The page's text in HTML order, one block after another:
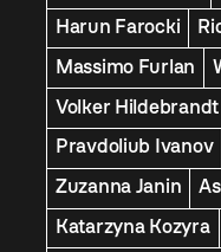
Harun Farocki
Massimo Furlan
Volker Hildebrandt
Pravdoliub Ivanov
Zuzanna Janin
Katarzyna Kozyra